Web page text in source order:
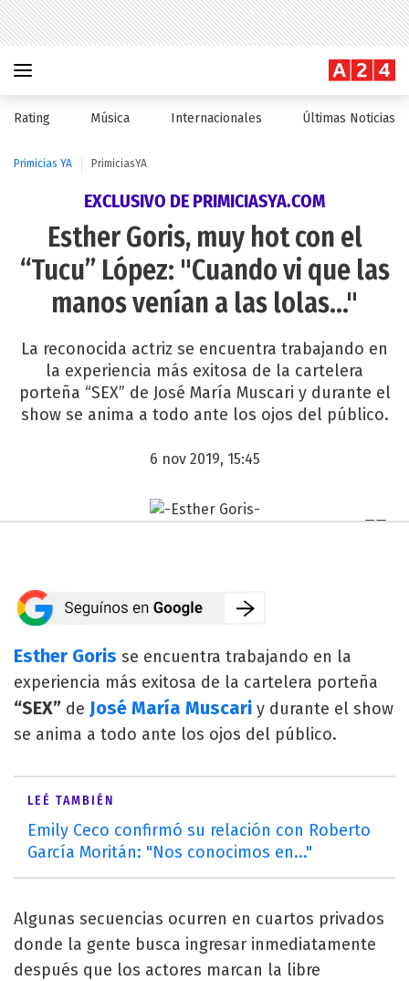
Rating Música Internacionales Últimas Noticias
Primicias YA PrimiciasYA
EXCLUSIVO DE PRIMICIASYA.COM
Esther Goris, muy hot con el
“Tucu” López: "Cuando vi que las
manos venían a las lolas..."
La reconocida actriz se encuentra trabajando en
la experiencia más exitosa de la cartelera
porteña “SEX” de José María Muscari y durante el
show se anima a todo ante los ojos del público.
6 nov 2019, 15:45
Esther Goris se encuentra trabajando en la
experiencia más exitosa de la cartelera porteña
“SEX” de José María Muscari y durante el show
se anima a todo ante los ojos del público.
LEÉ TAMBIÉN
Emily Ceco confirmó su relación con Roberto
García Moritán: "Nos conocimos en..."
Algunas secuencias ocurren en cuartos privados
donde la gente busca ingresar inmediatamente
después que los actores marcan la libre